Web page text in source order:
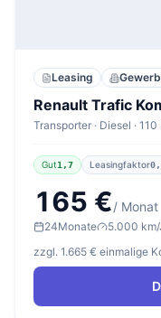
Leasing
Renault Trafic
Transporter · Diesel ·
Gut1,7 Leasingfaktor
165 €/ Monat
24Monate
5.000
zzgl. 1.665 € einmalige